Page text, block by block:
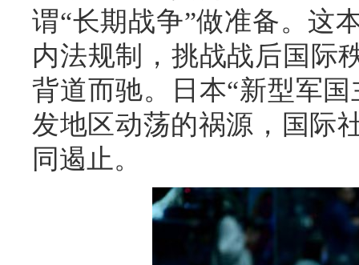
谓“长期战争”做准备。这
内法规制，挑战战后国际
背道而驰。日本“新型军
发地区动荡的祸源，国际
同遏止。